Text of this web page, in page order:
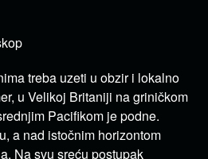
treba uzeti u obzir i lokalno
u Velikoj Britaniji na griničkom
Pacifikom je podne.
a nad istočnim horizontom
Na svu sreću postupak